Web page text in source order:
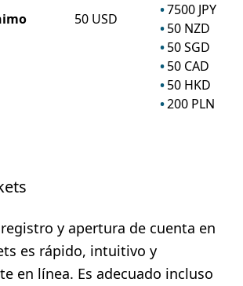
50 USD
7500 JPY
50 NZD
50 SGD
50 CAD
50 HKD
200 PLN
y apertura de cuenta en
es rápido, intuitivo y
en línea. Es adecuado incluso